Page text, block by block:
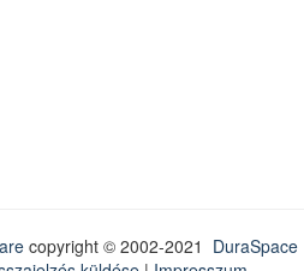
copyright © 2002-2021 DuraSpace